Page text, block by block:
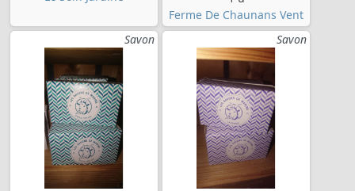
Ferme De Chaunans Vent
Savon
Savon